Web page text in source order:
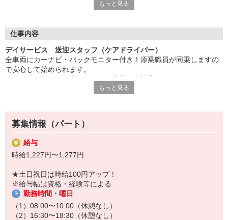
・キャリアアップ支援制度を活用して働きながら資格取得が可能
・ツクイ独自の福祉厚生制度でプライベートも充実
・子育て支援の福利厚生制度あり！子育てと仕事の両立を応援◎
・スタッフ何でも相談窓口やライフキャリア相談など、各相談窓
口あり
◇頑張った分、スタッフに還元！
・パートは特別手当の支給あり
もっと見る
仕事内容
デイサービス 送迎スタッフ（ケアドライバー）
全車両にカーナビ・バックモニター付き！添乗職員が同乗しますの
で安心して始められます。
※専用車両（キャラバン・ハイエース）の運転、各種点検
★＼サービス・職種の魅力／
送迎業務を通して、お客様から感謝の言葉を直接いただけたり、信
頼関係を築いていくことができ、異なる職種がチームでお客様を支
え、支援していくことに大きなやりがいがあります。日勤の勤務で
もっと見る
募集情報（パート）
給与
時給1,227円〜1,277円
★土日祝日は時給100円アップ！
※給与幅は資格・経験等による
勤務時間・曜日
（1）08:00〜10:00（休憩なし）
（2）16:30〜18:30（休憩なし）